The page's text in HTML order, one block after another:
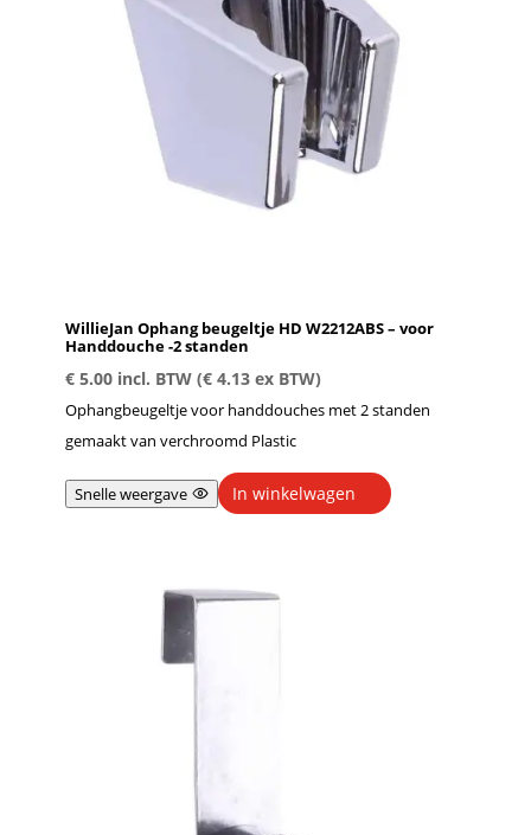
WillieJan Ophang beugeltje HD W2212ABS – voor
Handdouche -2 standen
€5.00 incl. BTW (€4.13ex BTW)
Ophangbeugeltje voor handdouches met 2 standen
gemaakt van verchroomd Plastic
Snelle weergave In winkelwagen